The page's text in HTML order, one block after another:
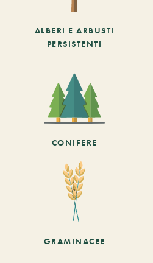
ALBERI E ARBUSTI
PERSISTENTI
CONIFERE
GRAMINACEE